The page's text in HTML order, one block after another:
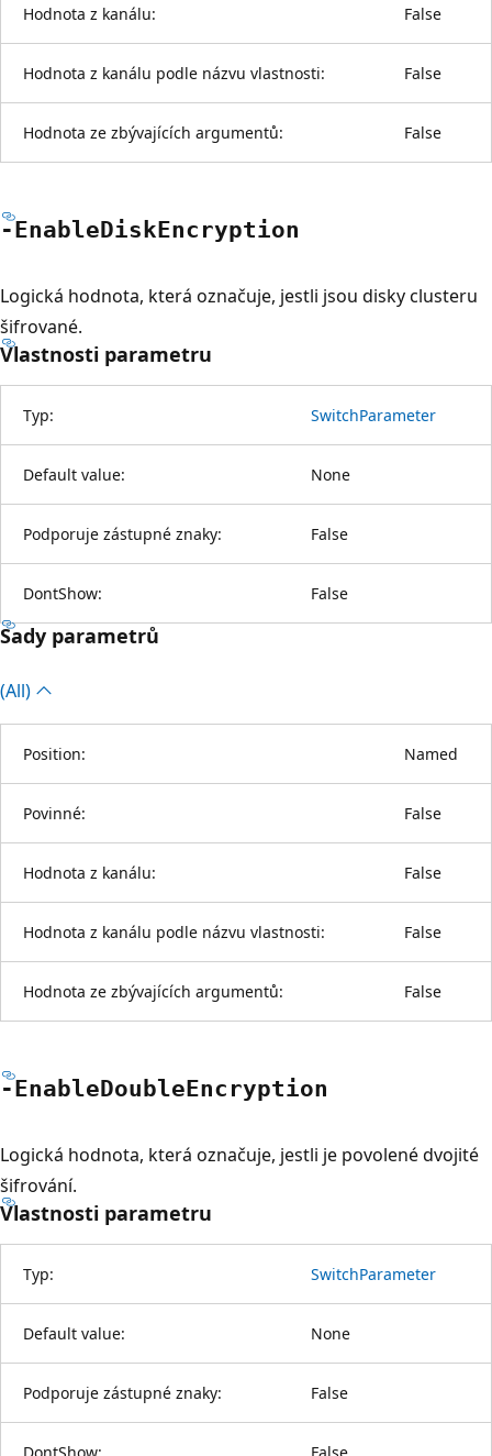
Hodnota z kanálu: False
Hodnota z kanálu podle názvu vlastnosti: False
Hodnota ze zbývajících argumentů: False
-EnableDiskEncryption
Logická hodnota, která označuje, jestli jsou disky clusteru
šifrované.
Vlastnosti parametru
Typ: SwitchParameter
Default value: None
Podporuje zástupné znaky: False
DontShow: False
Sady parametrů
(All)
Position: Named
Povinné: False
Hodnota z kanálu: False
Hodnota z kanálu podle názvu vlastnosti: False
Hodnota ze zbývajících argumentů: False
-EnableDoubleEncryption
Logická hodnota, která označuje, jestli je povolené dvojité
šifrování.
Vlastnosti parametru
Typ: SwitchParameter
Default value: None
Podporuje zástupné znaky: False
DontShow: False